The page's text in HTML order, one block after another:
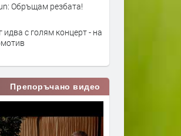
Обръщам резбата!
с голям концерт - на
Препоръчано видео